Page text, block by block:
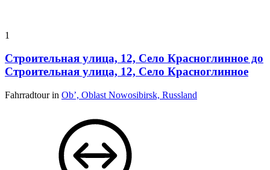
1
Строительная улица, 12, Село Красноглинное до
Строительная улица, 12, Село Красноглинное
Fahrradtour in Ob’, Oblast Nowosibirsk, Russland